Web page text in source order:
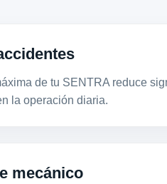
de tu SENTRA reduce
la operación diaria.
mecánico